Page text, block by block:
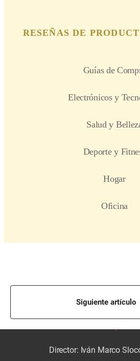
Siguiente artículo
Director: Iván Marco